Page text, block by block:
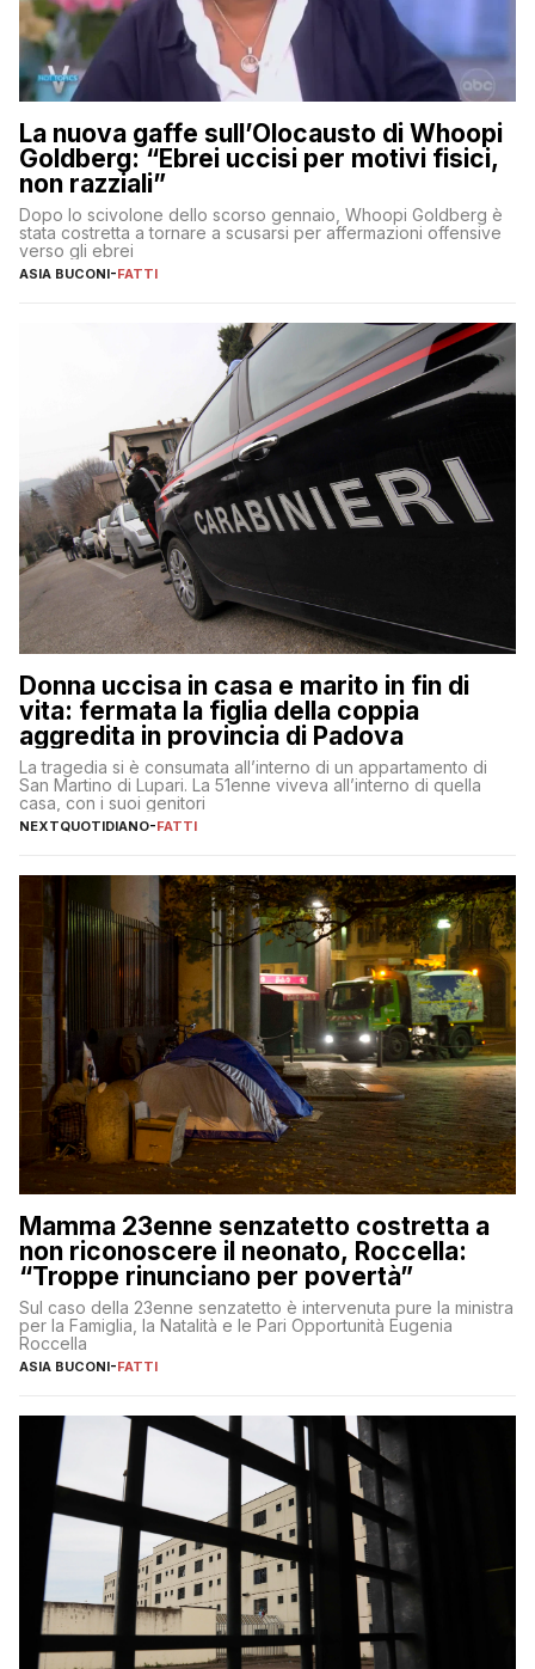
La nuova gaffe sull’Olocausto di Whoopi
Goldberg: “Ebrei uccisi per motivi fisici,
non razziali”
Dopo lo scivolone dello scorso gennaio, Whoopi Goldberg è
stata costretta a tornare a scusarsi per affermazioni offensive
verso gli ebrei
ASIA BUCONI-FATTI
Donna uccisa in casa e marito in fin di
vita: fermata la figlia della coppia
aggredita in provincia di Padova
La tragedia si è consumata all’interno di un appartamento di
San Martino di Lupari. La 51enne viveva all’interno di quella
casa, con i suoi genitori
NEXTQUOTIDIANO-FATTI
Mamma 23enne senzatetto costretta a
non riconoscere il neonato, Roccella:
“Troppe rinunciano per povertà”
Sul caso della 23enne senzatetto è intervenuta pure la ministra
per la Famiglia, la Natalità e le Pari Opportunità Eugenia
Roccella
ASIA BUCONI-FATTI